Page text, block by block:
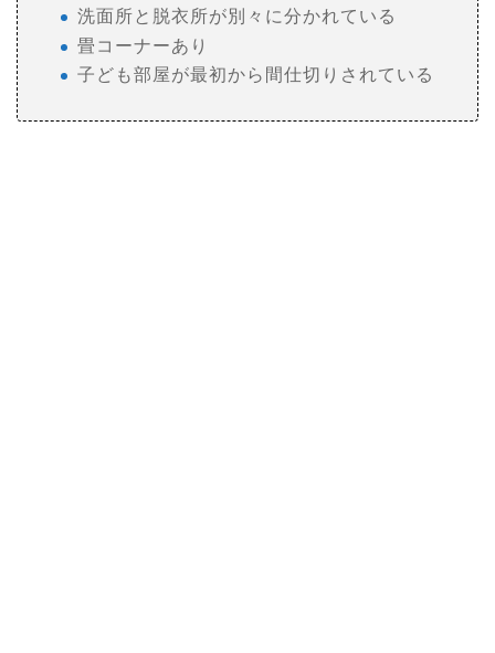
洗面所と脱衣所が別々に分かれている
畳コーナーあり
子ども部屋が最初から間仕切りされている